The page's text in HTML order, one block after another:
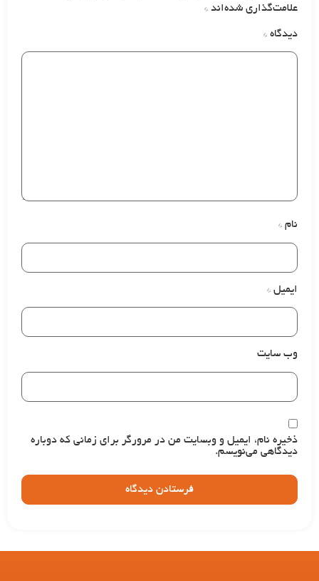
علامت‌گذاری شده‌اند *
دیدگاه *
نام *
ایمیل *
وب‌ سایت
ذخیره نام، ایمیل و وبسایت من در مرورگر برای زمانی که دوباره
دیدگاهی می‌نویسم.